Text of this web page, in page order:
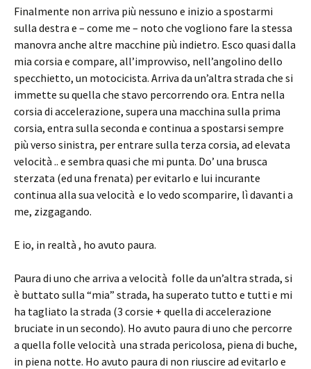
Finalmente non arriva più nessuno e inizio a spostarmi
sulla destra e – come me – noto che vogliono fare la stessa
manovra anche altre macchine più indietro. Esco quasi dalla
mia corsia e compare, all’improvviso, nell’angolino dello
specchietto, un motocicista. Arriva da un’altra strada che si
immette su quella che stavo percorrendo ora. Entra nella
corsia di accelerazione, supera una macchina sulla prima
corsia, entra sulla seconda e continua a spostarsi sempre
più verso sinistra, per entrare sulla terza corsia, ad elevata
velocità .. e sembra quasi che mi punta. Do’ una brusca
sterzata (ed una frenata) per evitarlo e lui incurante
continua alla sua velocità e lo vedo scomparire, lì davanti a
me, zizgagando.
E io, in realtà , ho avuto paura.
Paura di uno che arriva a velocità folle da un’altra strada, si
è buttato sulla “mia” strada, ha superato tutto e tutti e mi
ha tagliato la strada (3 corsie + quella di accelerazione
bruciate in un secondo). Ho avuto paura di uno che percorre
a quella folle velocità una strada pericolosa, piena di buche,
in piena notte. Ho avuto paura di non riuscire ad evitarlo e